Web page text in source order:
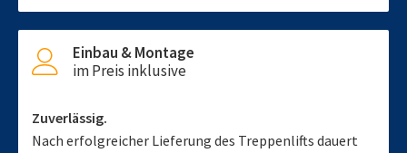
Einbau & Montage
im Preis inklusive
Zuverlässig.
Nach erfolgreicher Lieferung des Treppenlifts dauert